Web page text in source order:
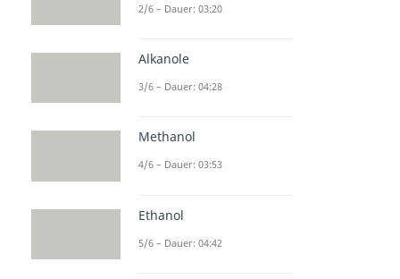
2/6 – Dauer: 03:20
Alkanole
3/6 – Dauer: 04:28
Methanol
4/6 – Dauer: 03:53
Ethanol
5/6 – Dauer: 04:42